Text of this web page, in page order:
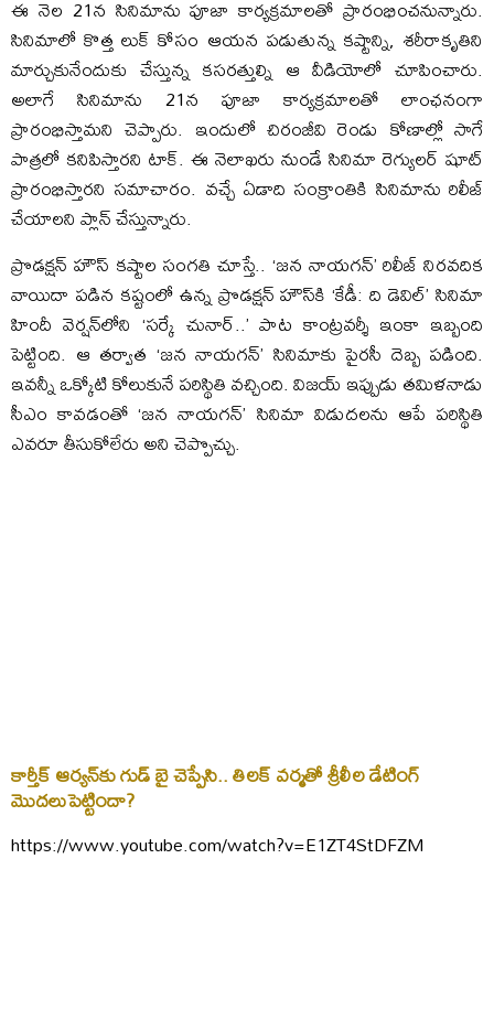
ఈ నెల 21న సినిమాను పూజా కార్యక్రమాలతో ప్రారంభించనున్నారు.
సినిమాలో కొత్త లుక్‌ కోసం ఆయన పడుతున్న కష్టాన్ని, శరీరాకృతిని
మార్చుకునేందుకు చేస్తున్న కసరత్తుల్ని ఆ వీడియోలో చూపించారు.
అలాగే సినిమాను 21న పూజా కార్యక్రమాలతో లాంఛనంగా
ప్రారంభిస్తామని చెప్పారు. ఇందులో చిరంజీవి రెండు కోణాల్లో సాగే
పాత్రలో కనిపిస్తారని టాక్‌. ఈ నెలాఖరు నుండే సినిమా రెగ్యులర్‌ షూట్‌
ప్రారంభిస్తారని సమాచారం. వచ్చే ఏడాది సంక్రాంతికి సినిమాను రిలీజ్‌
చేయాలని ప్లాన్‌ చేస్తున్నారు.
ప్రొడక్షన్‌ హౌస్‌ కష్టాల సంగతి చూస్తే.. ‘జన నాయగన్‌’ రిలీజ్ నిరవదిక
వాయిదా పడిన కష్టంలో ఉన్న ప్రొడక్షన్‌ హౌస్‌కి ‘కేడీ: ది డెవిల్‌’ సినిమా
హిందీ వెర్షన్‌లోని ‘సర్కే చునార్‌..’ పాట కాంట్రవర్శీ ఇంకా ఇబ్బంది
పెట్టింది. ఆ తర్వాత ‘జన నాయగన్‌’ సినిమాకు పైరసీ దెబ్బ పడింది.
ఇవన్నీ ఒక్కోటి కోలుకునే పరిస్థితి వచ్చింది. విజయ్‌ ఇప్పుడు తమిళనాడు
సీఎం కావడంతో ‘జన నాయగన్‌’ సినిమా విడుదలను ఆపే పరిస్థితి
ఎవరూ తీసుకోలేరు అని చెప్పొచ్చు.
కార్తీక్ ఆర్యన్‌కు గుడ్ బై చెప్పేసి.. తిలక్ వర్మతో శ్రీలీల డేటింగ్
మొదలుపెట్టిందా?
https://www.youtube.com/watch?v=E1ZT4StDFZM